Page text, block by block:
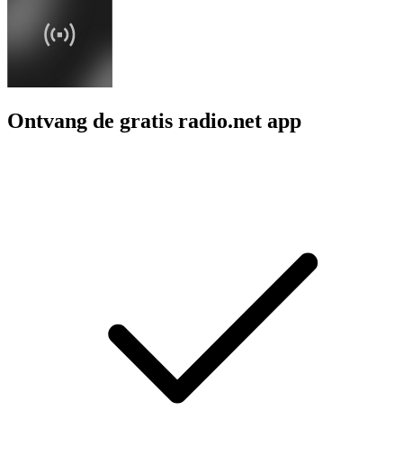
Ontvang de gratis radio.net app